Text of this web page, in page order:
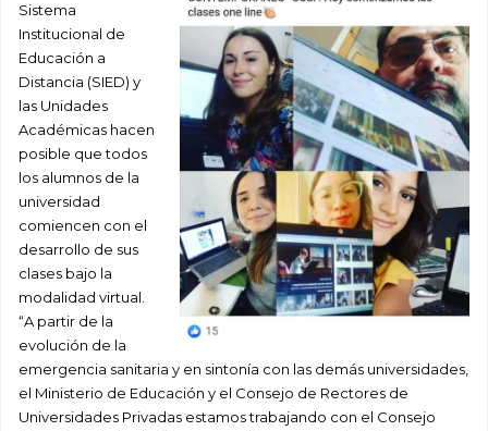
Sistema
Institucional de
Educación a
Distancia (SIED) y
las Unidades
Académicas hacen
posible que todos
los alumnos de la
universidad
comiencen con el
desarrollo de sus
clases bajo la
modalidad virtual.
“A partir de la
evolución de la
emergencia sanitaria y en sintonía con las demás universidades,
el Ministerio de Educación y el Consejo de Rectores de
Universidades Privadas estamos trabajando con el Consejo